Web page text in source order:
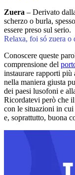
Zuera – Derivato
scherzo o burla,
essere preso sul serio.
Relaxa, foi só zuera o
Conoscere queste
comprensione del
instaurare rapporti
nella maniera giusta
dei paesi lusofoni e
Ricordatevi però che
con le situazioni in
e, soprattutto, buona